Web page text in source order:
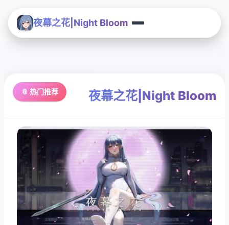
夜幕之花|Night Bloom
📎 热门推荐 夜幕之花|Night Bloom